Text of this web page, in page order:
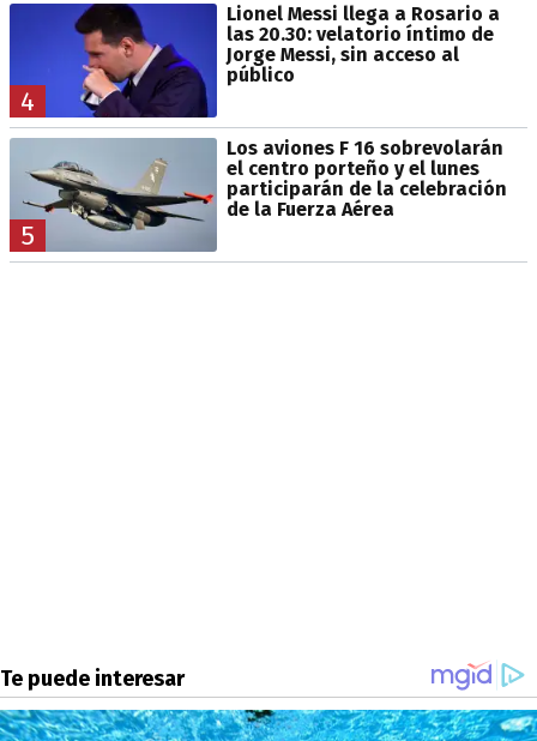
4
Lionel Messi llega a Rosario a
las 20.30: velatorio íntimo de
Jorge Messi, sin acceso al
público
5
Los aviones F 16 sobrevolarán
el centro porteño y el lunes
participarán de la celebración
de la Fuerza Aérea